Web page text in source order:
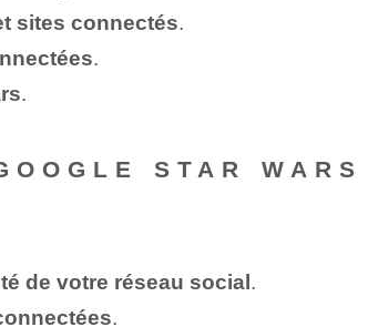
sites connectés.
.
.
STAR
de votre réseau social .
.